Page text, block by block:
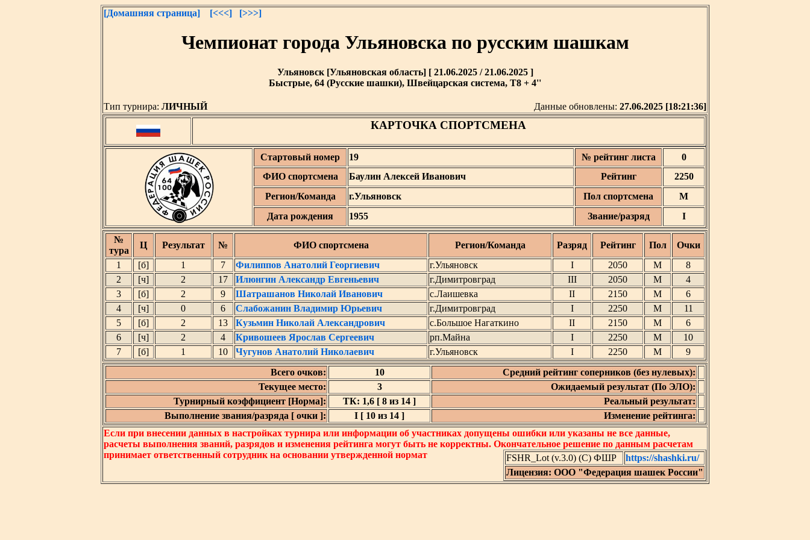
[Домашняя страница] [<<<] [>>>]
Чемпионат города Ульяновска по русским шашкам
Ульяновск [Ульяновская область] [ 21.06.2025 / 21.06.2025 ]
Быстрые, 64 (Русские шашки), Швейцарская система, T8 + 4''
Тип турнира: ЛИЧНЫЙ Данные обновлены: 27.06.2025 [18:21:36]
КАРТОЧКА СПОРТСМЕНА
Стартовый номер 19 № рейтинг листа
0
ФИО спортсмена
Баулин Алексей Иванович Рейтинг
2250
Регион/Команда
г.Ульяновск Пол спортсмена
М
Дата рождения
1955 Звание/разряд I
№
тура
Ц Результат № ФИО спортсмена Регион/Команда Разряд Рейтинг Пол
Очки
1
[б] 1 7 Филиппов Анатолий Георгиевич г.Ульяновск I 2050 М
8
2
[ч] 2 17 Илюнгин Александр Евгеньевич г.Димитровград III 2050 М
4
3
[б] 2 9 Шатрашанов Николай Иванович с.Лаишевка II 2150 М
6
4
[ч] 0 6 Слабожанин Владимир Юрьевич г.Димитровград I 2250 М
11
5
[б] 2 13 Кузьмин Николай Александрович с.Большое Нагаткино II 2150 М
6
6
[ч] 2 4 Кривошеев Ярослав Сергеевич рп.Майна I 2250 М
10
7
[б] 1 10 Чугунов Анатолий Николаевич г.Ульяновск I 2250 М
9
Всего очков:
10
Средний рейтинг соперников (без нулевых):
Текущее место:
3
Ожидаемый результат (По ЭЛО):
Турнирный коэффициент [Норма]:
ТК: 1,6 [ 8 из 14 ]
Реальный результат:
Выполнение звания/разряда [ очки ]:
I [ 10 из 14 ]
Изменение рейтинга:
Если при внесении данных в настройках турнира или информации об участниках допущены ошибки или указаны не все данные,
расчеты выполнения званий, разрядов и изменения рейтинга могут быть не корректны. Окончательное решение по данным расчетам
принимает ответственный сотрудник на основании утвержденной нормат
FSHR_Lot (v.3.0) (C) ФШР
https://shashki.ru/
Лицензия: ООО "Федерация шашек России"